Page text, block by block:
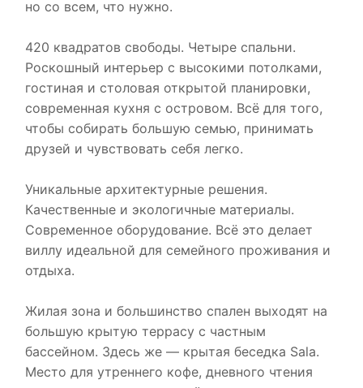
но со всем, что нужно.
420 квадратов свободы. Четыре спальни.
Роскошный интерьер с высокими потолками,
гостиная и столовая открытой планировки,
современная кухня с островом. Всё для того,
чтобы собирать большую семью, принимать
друзей и чувствовать себя легко.
Уникальные архитектурные решения.
Качественные и экологичные материалы.
Современное оборудование. Всё это делает
виллу идеальной для семейного проживания и
отдыха.
Жилая зона и большинство спален выходят на
большую крытую террасу с частным
бассейном. Здесь же — крытая беседка Sala.
Место для утреннего кофе, дневного чтения